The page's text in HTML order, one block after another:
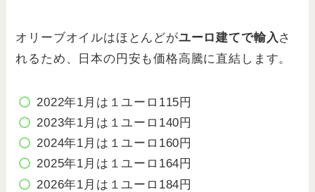
オリーブオイルはほとんどがユーロ建てで輸入 さ
れるため、日本の円安も価格高騰に直結します。
2022年1月は１ユーロ115円
2023年1月は１ユーロ140円
2024年1月は１ユーロ160円
2025年1月は１ユーロ164円
2026年1月は１ユーロ184円